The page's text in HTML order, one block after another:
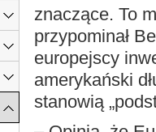
znaczące. To
przypominał
europejscy
amerykański
stanowią